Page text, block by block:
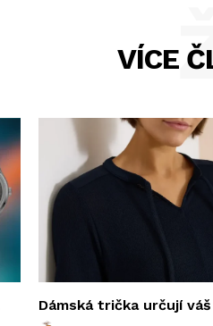
VÍCE
Dámská trička určují